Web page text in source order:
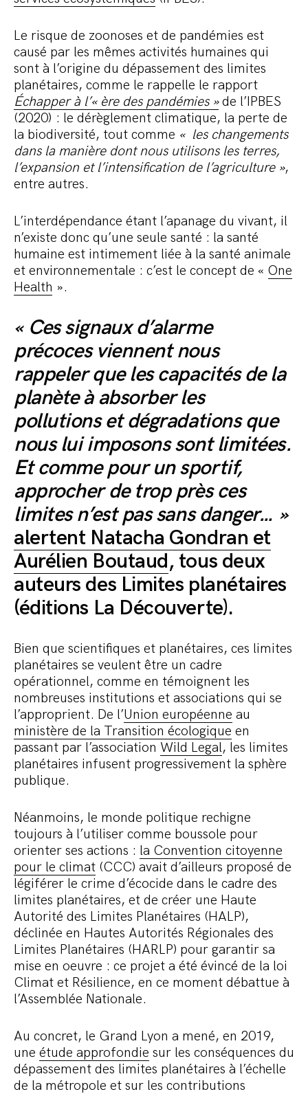
Le risque de zoonoses et de pandémies est
causé par les mêmes activités humaines qui
sont à l’origine du dépassement des limites
planétaires, comme le rappelle le rapport
Échapper à l’« ère des pandémies »de l’IPBES
(2020) : le dérèglement climatique, la perte de
la biodiversité, tout comme « les changements
dans la manière dont nous utilisons les terres,
l’expansion et l’intensification de l’agriculture »,
entre autres.
L’interdépendance étant l’apanage du vivant, il
n’existe donc qu’une seule santé : la santé
humaine est intimement liée à la santé animale
et environnementale : c’est le concept de « One
Health ».
« Ces signaux d’alarme
précoces viennent nous
rappeler que les capacités de la
planète à absorber les
pollutions et dégradations que
nous lui imposons sont limitées.
Et comme pour un sportif,
approcher de trop près ces
limites n’est pas sans danger… »
alertent Natacha Gondran et
Aurélien Boutaud, tous deux
auteurs des Limites planétaires
(éditions La Découverte).
Bien que scientifiques et planétaires, ces limites
planétaires se veulent être un cadre
opérationnel, comme en témoignent les
nombreuses institutions et associations qui se
l’approprient. De l’Union européenne au
ministère de la Transition écologique en
passant par l’association Wild Legal, les limites
planétaires infusent progressivement la sphère
publique.
Néanmoins, le monde politique rechigne
toujours à l’utiliser comme boussole pour
orienter ses actions : la Convention citoyenne
pour le climat (CCC) avait d’ailleurs proposé de
légiférer le crime d’écocide dans le cadre des
limites planétaires, et de créer une Haute
Autorité des Limites Planétaires (HALP),
déclinée en Hautes Autorités Régionales des
Limites Planétaires (HARLP) pour garantir sa
mise en oeuvre : ce projet a été évincé de la loi
Climat et Résilience, en ce moment débattue à
l’Assemblée Nationale.
Au concret, le Grand Lyon a mené, en 2019,
une étude approfondie sur les conséquences du
dépassement des limites planétaires à l’échelle
de la métropole et sur les contributions